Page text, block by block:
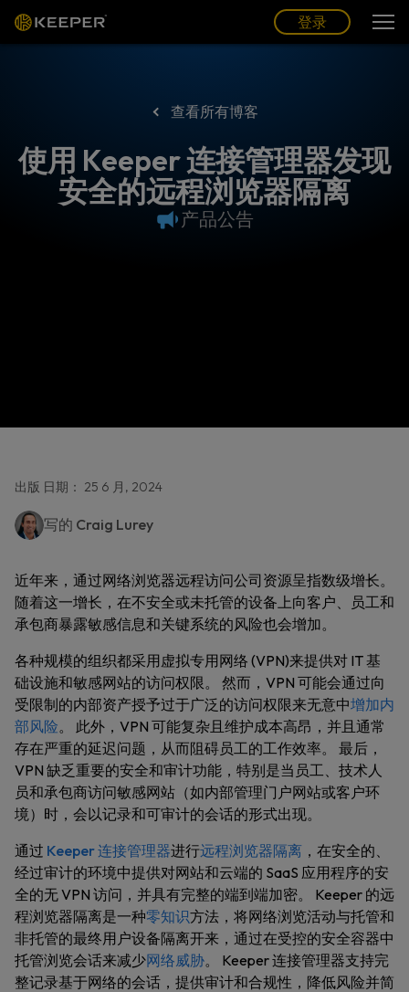
登录
查看所有博客
使用 Keeper 连接管理器发现
安全的远程浏览器隔离
产品公告
出版 日期： 25 6 月, 2024
写的 Craig Lurey
近年来，通过网络浏览器远程访问公司资源呈指数级增长。
随着这一增长，在不安全或未托管的设备上向客户、员工和
承包商暴露敏感信息和关键系统的风险也会增加。
各种规模的组织都采用虚拟专用网络 (VPN)来提供对 IT 基
础设施和敏感网站的访问权限。 然而，VPN 可能会通过向
受限制的内部资产授予过于广泛的访问权限来无意中增加内
部风险。 此外，VPN 可能复杂且维护成本高昂，并且通常
存在严重的延迟问题，从而阻碍员工的工作效率。 最后，
VPN 缺乏重要的安全和审计功能，特别是当员工、技术人
员和承包商访问敏感网站（如内部管理门户网站或客户环
境）时，会以记录和可审计的会话的形式出现。
通过 Keeper 连接管理器进行远程浏览器隔离 ，在安全的、
经过审计的环境中提供对网站和云端的 SaaS 应用程序的安
全的无 VPN 访问，并具有完整的端到端加密。 Keeper 的远
程浏览器隔离是一种零知识方法，将网络浏览活动与托管和
非托管的最终用户设备隔离开来，通过在受控的安全容器中
托管浏览会话来减少网络威胁。 Keeper 连接管理器支持完
整记录基于网络的会话，提供审计和合规性，降低风险并简